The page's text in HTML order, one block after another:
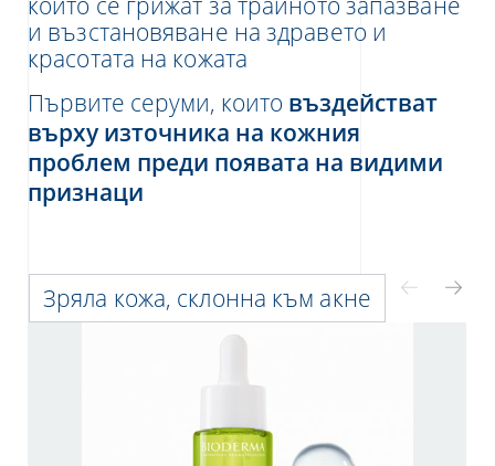
и възстановяване на здравето и
красотата на кожата
Първите серуми, които въздействат
върху източника на кожния
проблем преди появата на видими
признаци
Зряла кожа, склонна към акне